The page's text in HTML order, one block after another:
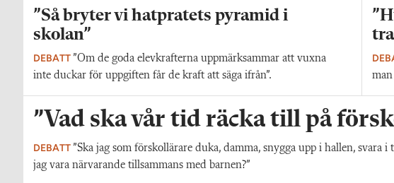
”Så bryter vi hatpratets pyramid i
skolan”
DEBATT ”Om de goda elevkrafterna uppmärksammar att vuxna
inte duckar för uppgiften får de kraft att säga ifrån”.
man
”Vad ska vår tid räcka till på
DEBATT ”Ska jag som förskollärare duka, damma, snygga upp i hallen, svara i
jag vara närvarande tillsammans med barnen?”